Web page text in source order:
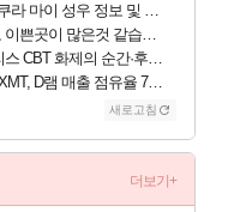
마이 성우 정보 및 주요 필모
쁜곳이 많은것 같습니다
CBT 화제의 순간·후기 모음
램 매출 점유율 7%…글로벌 4위로 부상
새로고침
더보기+